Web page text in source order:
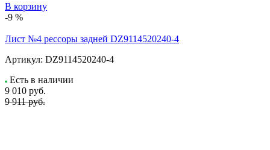
В корзину
-9 %
Лист №4 рессоры задней DZ9114520240-4
Артикул: DZ9114520240-4
Есть в наличии
9 010 руб.
9 911 руб.